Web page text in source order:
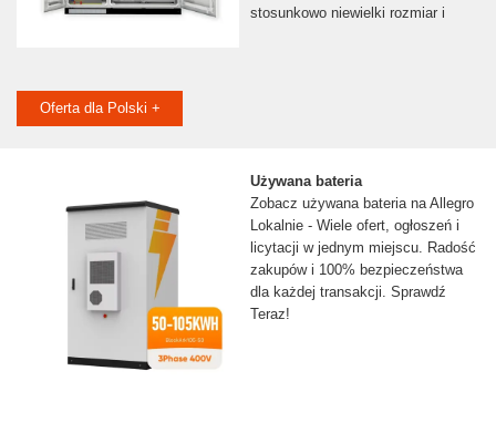
stosunkowo niewielki rozmiar i
Oferta dla Polski +
Używana bateria
Zobacz używana bateria na Allegro
Lokalnie - Wiele ofert, ogłoszeń i
licytacji w jednym miejscu. Radość
zakupów i 100% bezpieczeństwa
dla każdej transakcji. Sprawdź
Teraz!